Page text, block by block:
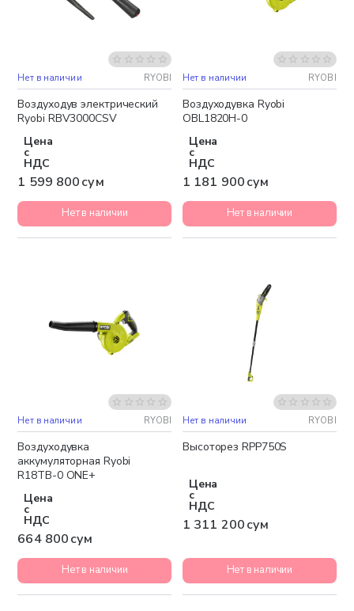
Бесплатная доставка
Нет в наличии RYOBI
Воздуходув электрический
Ryobi RBV3000CSV
Цена
с
НДС
1 599 800 сум
Нет в наличии
Бесплатная доставка
Нет в наличии RYOBI
Воздуходувка Ryobi
OBL1820H-0
Цена
с
НДС
1 181 900 сум
Нет в наличии
Нет в наличии RYOBI
Воздуходувка
аккумуляторная Ryobi
R18TB-0 ONE+
Цена
с
НДС
664 800 сум
Нет в наличии
Бесплатная доставка
Нет в наличии RYOBI
Высоторез RPP750S
Цена
с
НДС
1 311 200 сум
Нет в наличии